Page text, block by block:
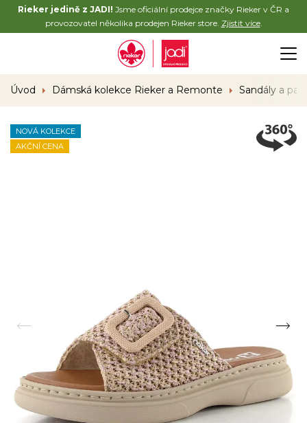
Rieker jedině z JADI! Jsme oficiální prodejce značky Rieker v ČR a
provozovatel několika prodejen Rieker store. Zjistit více.
Úvod Dámská kolekce Rieker a Remonte Sandály a
NOVÁ KOLEKCE
AKČNÍ CENA